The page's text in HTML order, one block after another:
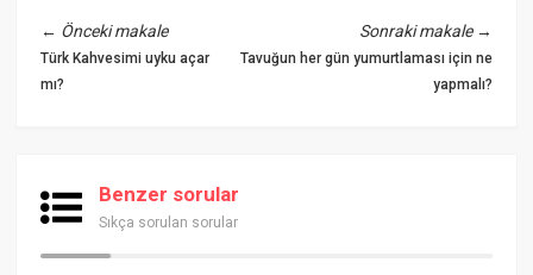
← Önceki makale
Türk Kahvesimi uyku açar
mı?
Sonraki makale→
Tavuğun her gün yumurtlaması için ne
yapmalı?
Benzer sorular
Sıkça sorulan sorular